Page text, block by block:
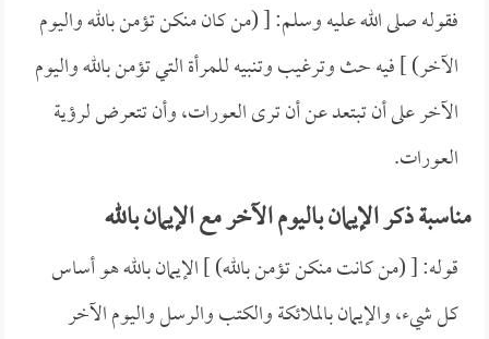
فقوله صلى الله عليه وسلم: [ (من كان منكن تؤمن بالله واليوم
الآخر) ] فيه حث وترغيب وتنبيه للمرأة التي تؤمن بالله واليوم
الآخر على أن تبتعد عن أن ترى العورات، وأن تتعرض لرؤية
العورات.
مناسبة ذكر الإيمان باليوم الآخر مع الإيمان بالله
قوله: [ (من كانت منكن تؤمن بالله) ] الإيمان بالله هو أساس
كل شيء، والإيمان بالملائكة والكتب والرسل واليوم الآخر